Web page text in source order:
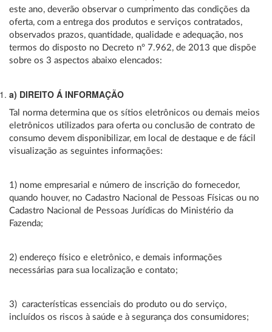
este ano, deverão observar o cumprimento das condições da
oferta, com a entrega dos produtos e serviços contratados,
observados prazos, quantidade, qualidade e adequação, nos
termos do disposto no Decreto nº 7.962, de 2013 que dispõe
sobre os 3 aspectos abaixo elencados:
a) DIREITO Á INFORMAÇÃO
Tal norma determina que os sítios eletrônicos ou demais meios
eletrônicos utilizados para oferta ou conclusão de contrato de
consumo devem disponibilizar, em local de destaque e de fácil
visualização as seguintes informações:
1) nome empresarial e número de inscrição do fornecedor,
quando houver, no Cadastro Nacional de Pessoas Físicas ou no
Cadastro Nacional de Pessoas Jurídicas do Ministério da
Fazenda;
2) endereço físico e eletrônico, e demais informações
necessárias para sua localização e contato;
3) características essenciais do produto ou do serviço,
incluídos os riscos à saúde e à segurança dos consumidores;